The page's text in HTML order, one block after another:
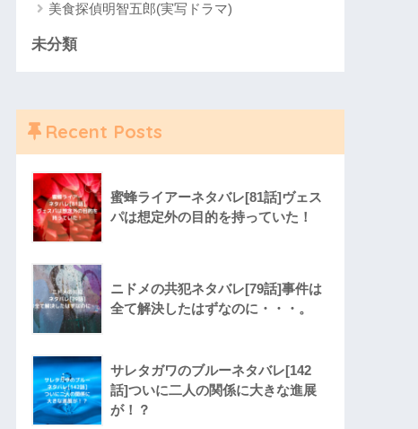
美食探偵明智五郎(実写ドラマ)
未分類
Recent Posts
蜜蜂ライアーネタバレ[81話]ヴェス
パは想定外の目的を持っていた！
ニドメの共犯ネタバレ[79話]事件は
全て解決したはずなのに・・・。
サレタガワのブルーネタバレ[142
話]ついに二人の関係に大きな進展
が！？